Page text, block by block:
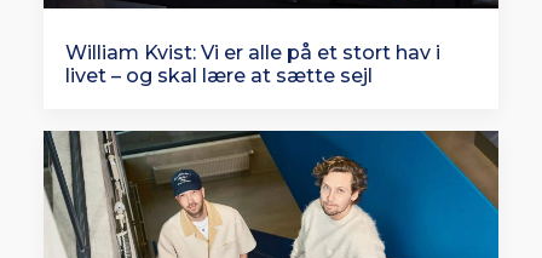
William Kvist: Vi er alle på et stort hav i
livet – og skal lære at sætte sejl